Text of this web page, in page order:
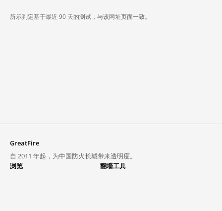
所示判定基于最近 90 天的测试，与该网址页面一致。
GreatFire
自 2011 年起，为中国防火长城带来透明度。
浏览
翻墙工具